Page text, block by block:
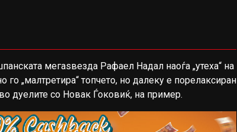
мегаѕвезда Рафаел Надал наоѓа „утеха“ на
го „малтретира“ топчето, но далеку е порелаксиран
дуелите со Новак Ѓоковиќ, на пример.
КАРАГЕР: БЕВ УБЕДЕН ДЕКА САЛАХ ЌЕ
ПОТПИШЕ ЗА МИЛАН ИЛИ ЈУВЕНТУС